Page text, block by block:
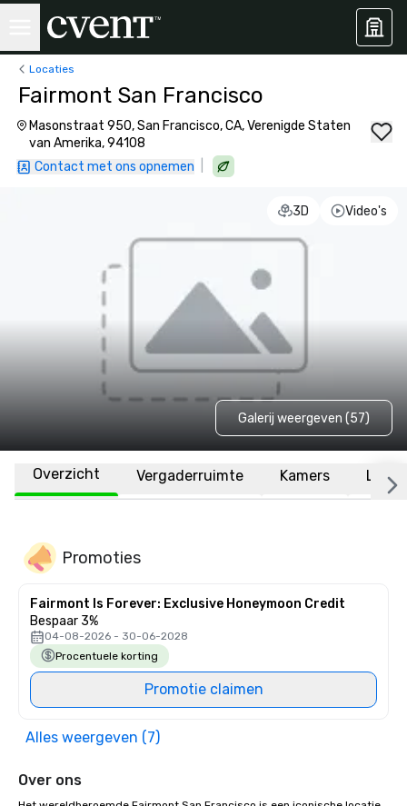
Locaties
Fairmont San Francisco
Masonstraat 950, San Francisco, CA, Verenigde Staten
van Amerika, 94108
Contact met ons opnemen
3D Video's
Galerij weergeven (57)
Overzicht Vergaderruimte Kamers
Promoties
Fairmont Is Forever: Exclusive Honeymoon Credit
Bespaar 3%
04-08-2026 - 30-06-2028
Procentuele korting
Promotie claimen
Alles weergeven (7)
Over ons